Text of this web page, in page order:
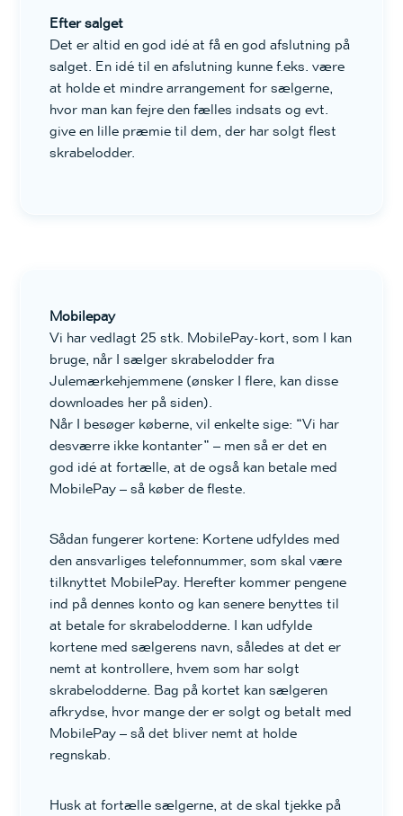
Efter salget
Det er altid en god idé at få en god afslutning på
salget. En idé til en afslutning kunne f.eks. være
at holde et mindre arrangement for sælgerne,
hvor man kan fejre den fælles indsats og evt.
give en lille præmie til dem, der har solgt flest
skrabelodder.
Mobilepay
Vi har vedlagt 25 stk. MobilePay-kort, som I kan
bruge, når I sælger skrabelodder fra
Julemærkehjemmene (ønsker I flere, kan disse
downloades her på siden).
Når I besøger køberne, vil enkelte sige: “Vi har
desværre ikke kontanter” – men så er det en
god idé at fortælle, at de også kan betale med
MobilePay – så køber de fleste.
Sådan fungerer kortene: Kortene udfyldes med
den ansvarliges telefonnummer, som skal være
tilknyttet MobilePay. Herefter kommer pengene
ind på dennes konto og kan senere benyttes til
at betale for skrabelodderne. I kan udfylde
kortene med sælgerens navn, således at det er
nemt at kontrollere, hvem som har solgt
skrabelodderne. Bag på kortet kan sælgeren
afkrydse, hvor mange der er solgt og betalt med
MobilePay – så det bliver nemt at holde
regnskab.
Husk at fortælle sælgerne, at de skal tjekke på